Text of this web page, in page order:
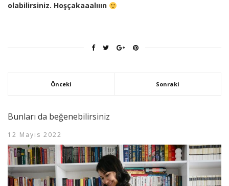
olabilirsiniz. Hoşçakaaalııın
Önceki Sonraki
Bunları da beğenebilirsiniz
12 Mayıs 2022